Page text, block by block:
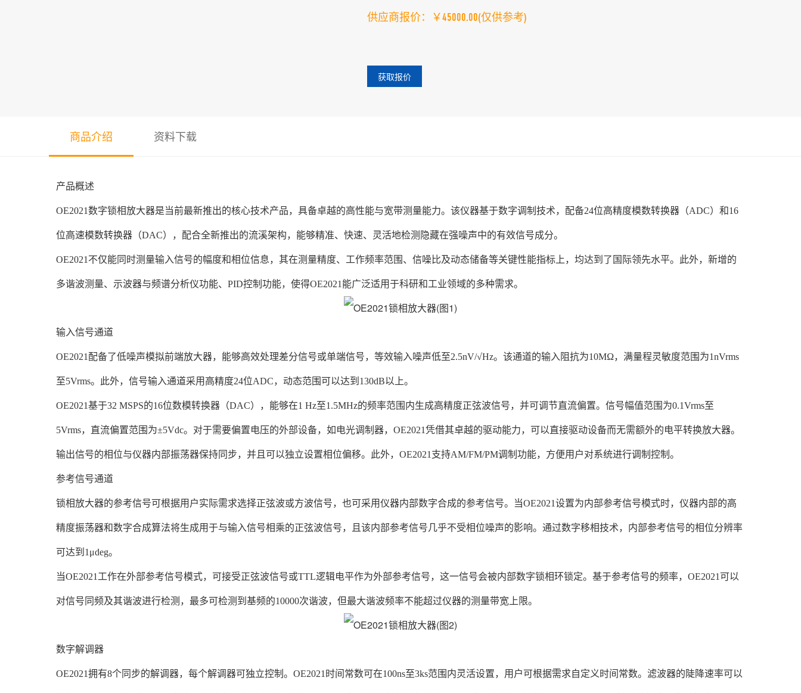
供应商报价：￥45000.00(仅供参考)
获取报价
商品介绍 资料下载
产品概述
OE2021数字锁相放大器是当前最新推出的核心技术产品，具备卓越的高性能与宽带测量能力。该仪器基于数字调制技术，配备24位高精度模数转换器（ADC）和16
位高速模数转换器（DAC），配合全新推出的流溪架构，能够精准、快速、灵活地检测隐藏在强噪声中的有效信号成分。
OE2021不仅能同时测量输入信号的幅度和相位信息，其在测量精度、工作频率范围、信噪比及动态储备等关键性能指标上，均达到了国际领先水平。此外，新增的
多谐波测量、示波器与频谱分析仪功能、PID控制功能，使得OE2021能广泛适用于科研和工业领域的多种需求。
输入信号通道
OE2021配备了低噪声模拟前端放大器，能够高效处理差分信号或单端信号，等效输入噪声低至2.5nV/√Hz。该通道的输入阻抗为10MΩ，满量程灵敏度范围为1nVrms
至5Vrms。此外，信号输入通道采用高精度24位ADC，动态范围可以达到130dB以上。
OE2021基于32 MSPS的16位数模转换器（DAC），能够在1 Hz至1.5MHz的频率范围内生成高精度正弦波信号，并可调节直流偏置。信号幅值范围为0.1Vrms至
5Vrms，直流偏置范围为±5Vdc。对于需要偏置电压的外部设备，如电光调制器，OE2021凭借其卓越的驱动能力，可以直接驱动设备而无需额外的电平转换放大器。
输出信号的相位与仪器内部振荡器保持同步，并且可以独立设置相位偏移。此外，OE2021支持AM/FM/PM调制功能，方便用户对系统进行调制控制。
参考信号通道
锁相放大器的参考信号可根据用户实际需求选择正弦波或方波信号，也可采用仪器内部数字合成的参考信号。当OE2021设置为内部参考信号模式时，仪器内部的高
精度振荡器和数字合成算法将生成用于与输入信号相乘的正弦波信号，且该内部参考信号几乎不受相位噪声的影响。通过数字移相技术，内部参考信号的相位分辨率
可达到1μdeg。
当OE2021工作在外部参考信号模式，可接受正弦波信号或TTL逻辑电平作为外部参考信号，这一信号会被内部数字锁相环锁定。基于参考信号的频率，OE2021可以
对信号同频及其谐波进行检测，最多可检测到基频的10000次谐波，但最大谐波频率不能超过仪器的测量带宽上限。
数字解调器
OE2021拥有8个同步的解调器，每个解调器可独立控制。OE2021时间常数可在100ns至3ks范围内灵活设置，用户可根据需求自定义时间常数。滤波器的陡降速率可以